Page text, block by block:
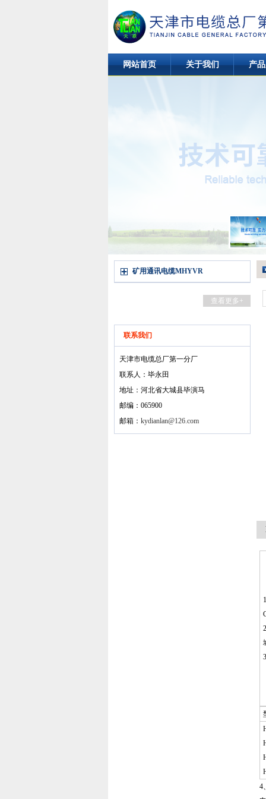
网站首页 关于我们 产
矿用通讯电缆MHYVR
查看更多+
联系我们
天津市电缆总厂第一分厂
联系人：毕永田
地址：河北省大城县毕演马
邮编：065900
邮箱： kydianlan@126.com
4